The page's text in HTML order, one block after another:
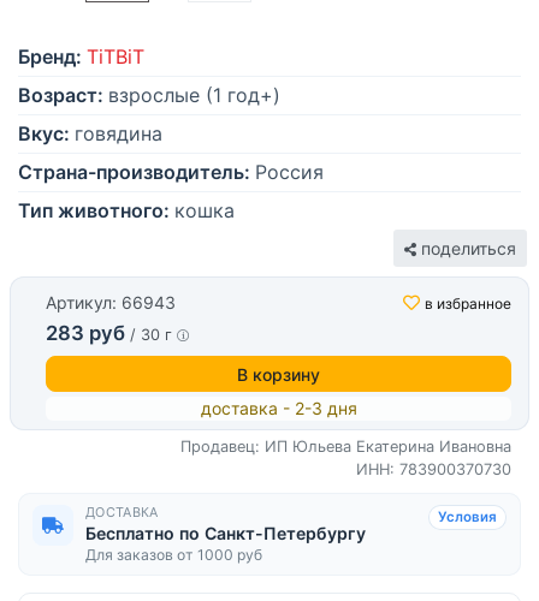
Бренд: TiTBiT
Возраст: взрослые (1 год+)
Вкус: говядина
Страна-производитель: Россия
Тип животного: кошка
поделиться
Артикул: 66943 в избранное
283 руб / 30 г
В корзину
доставка - 2-3 дня
Продавец: ИП Юльева Екатерина Ивановна
ИНН: 783900370730
ДОСТАВКА
Бесплатно по Санкт-Петербургу
Для заказов от 1000 руб
Условия